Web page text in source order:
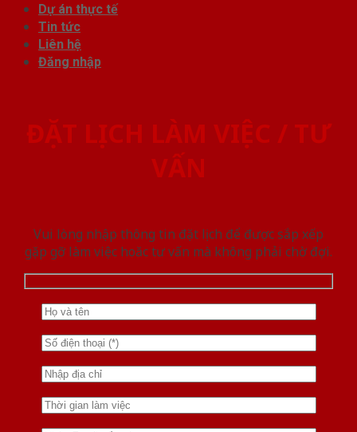
Dự án thực tế
Tin tức
Liên hệ
Đăng nhập
ĐẶT LỊCH LÀM VIỆC / TƯ
VẤN
Vui lòng nhập thông tin đặt lịch để được sắp xếp
gặp gỡ làm việc hoăc tư vấn mà không phải chờ đợi.